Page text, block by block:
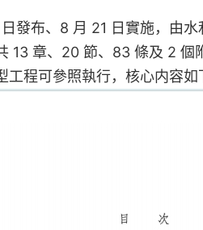
發布、8 月 21 日實施，由
13 章、20 節、83 條及 2 個
程可參照執行，核心内容如